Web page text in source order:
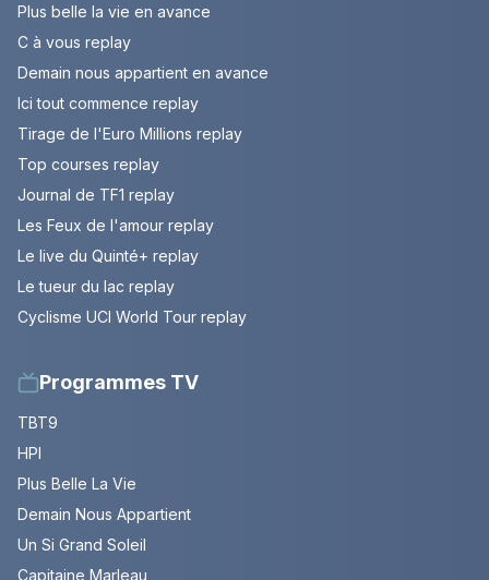
Plus belle la vie en avance
C à vous replay
Demain nous appartient en avance
Ici tout commence replay
Tirage de l'Euro Millions replay
Top courses replay
Journal de TF1 replay
Les Feux de l'amour replay
Le live du Quinté+ replay
Le tueur du lac replay
Cyclisme UCI World Tour replay
Programmes TV
TBT9
HPI
Plus Belle La Vie
Demain Nous Appartient
Un Si Grand Soleil
Capitaine Marleau